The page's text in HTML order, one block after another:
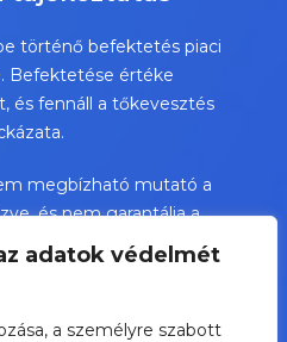
adatok védelmét
a személyre szabott
történő befektetés piaci
Befektetése értéke
és fennáll a tőkevesztés
megbízható mutató a
és nem garantálja a